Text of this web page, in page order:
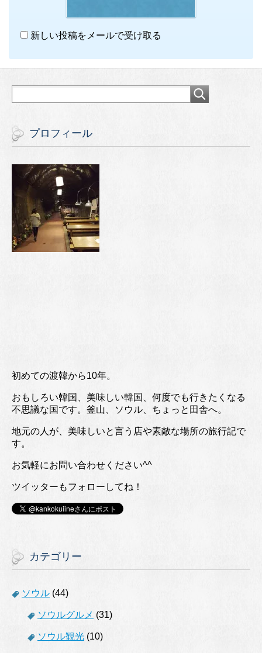
新しい投稿をメールで受け取る
プロフィール
初めての渡韓から10年。
おもしろい韓国、美味しい韓国、何度でも行きたくなる
不思議な国です。釜山、ソウル、ちょっと田舎へ。
地元の人が、美味しいと言う店や素敵な場所の旅行記で
す。
お気軽にお問い合わせください^^
ツイッターもフォローしてね！
カテゴリー
ソウル (44)
ソウルグルメ (31)
ソウル観光 (10)